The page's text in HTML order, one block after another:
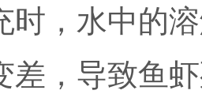
时，水中的
差，导致鱼